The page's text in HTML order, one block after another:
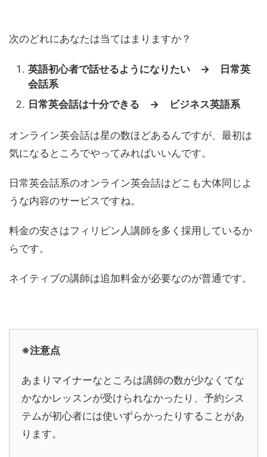
次のどれにあなたは当てはまりますか？
英語初心者で話せるようになりたい → 日常英
会話系
日常英会話は十分できる → ビジネス英語系
オンライン英会話は星の数ほどあるんですが、最初は
気になるところでやってみればいいんです。
日常英会話系のオンライン英会話はどこも大体同じよ
うな内容のサービスですね。
料金の安さはフィリピン人講師を多く採用しているか
らです。
ネイティブの講師は追加料金が必要なのが普通です。
※注意点
あまりマイナーなところは講師の数が少なくてな
かなかレッスンが受けられなかったり、予約シス
テムが初心者には使いずらかったりすることがあ
ります。